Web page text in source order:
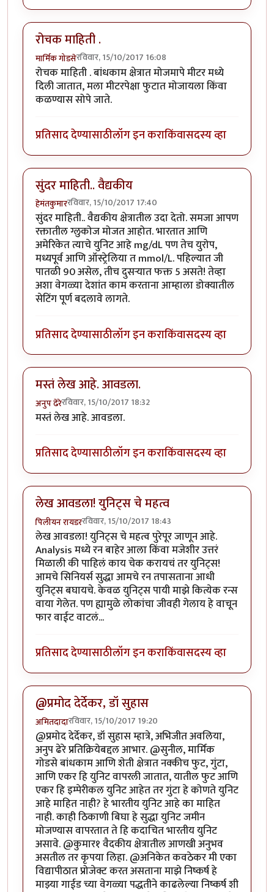
रोचक माहिती .
मार्मिक गोडसेरविवार, 15/10/2017 16:08
रोचक माहिती . बांधकाम क्षेत्रात मोजमापे मीटर मध्ये
दिली जातात, मला मीटरपेक्षा फुटात मोजायला किंवा
कळण्यास सोपे जाते.
प्रतिसाद देण्यासाठीलॉग इन कराकिंवासदस्य व्हा
सुंदर माहिती.. वैद्यकीय
हेमंतकुमाररविवार, 15/10/2017 17:40
सुंदर माहिती.. वैद्यकीय क्षेत्रातील उदा देतो. समजा आपण
रक्तातील ग्लुकोज मोजत आहोत. भारतात आणि
अमेरिकेत त्याचे युनिट आहे mg/dL पण तेच युरोप,
मध्यपूर्व आणि ऑस्ट्रेलिया त mmol/L. पहिल्यात जी
पातळी 90 असेल, तीच दुसऱ्यात फक्त 5 असते! तेव्हा
अशा वेगळ्या देशांत काम करताना आम्हाला डोक्यातील
सेटिंग पूर्ण बदलावे लागते.
प्रतिसाद देण्यासाठीलॉग इन कराकिंवासदस्य व्हा
मस्तं लेख आहे. आवडला.
अनुप ढेरेरविवार, 15/10/2017 18:32
मस्तं लेख आहे. आवडला.
प्रतिसाद देण्यासाठीलॉग इन कराकिंवासदस्य व्हा
लेख आवडला! युनिट्स चे महत्व
पिलीयन रायडररविवार, 15/10/2017 18:43
लेख आवडला! युनिट्स चे महत्व पुरेपूर जाणून आहे.
Analysis मध्ये रन बाहेर आला किंवा मजेशीर उत्तरं
मिळाली की पाहिलं काय चेक करायचं तर युनिट्स!
आमचे सिनियर्स सुद्धा आमचे रन तपासताना आधी
युनिट्स बघायचे. केवळ युनिट्स पायी माझे कित्येक रन्स
वाया गेलेत. पण ह्यामुळे लोकांचा जीवही गेलाय हे वाचून
फार वाईट वाटलं...
प्रतिसाद देण्यासाठीलॉग इन कराकिंवासदस्य व्हा
@प्रमोद देर्देकर, डॉ सुहास
अमितदादारविवार, 15/10/2017 19:20
@प्रमोद देर्देकर, डॉ सुहास म्हात्रे, अभिजीत अवलिया,
अनुप ढेरे प्रतिक्रियेबद्दल आभार. @सुनील, मार्मिक
गोडसे बांधकाम आणि शेती क्षेत्रात नक्कीच फुट, गुंटा,
आणि एकर हि युनिट वापरली जातात, यातील फुट आणि
एकर हि इम्पेरीकल युनिट आहेत तर गुंटा हे कोणते युनिट
आहे माहित नाही? हे भारतीय युनिट आहे का माहित
नाही. काही ठिकाणी बिघा हे सुद्धा युनिट जमीन
मोजण्यास वापरतात ते हि कदाचित भारतीय युनिट
असावे. @कुमार१ वैदकीय क्षेत्रातील आणखी अनुभव
असतील तर कृपया लिहा. @अनिकेत कवठेकर मी एका
विद्यापीठात प्रोजेक्ट करत असताना माझे निष्कर्ष हे
माझ्या गाईड च्या वेगळ्या पद्धतीने काढलेल्या निष्कर्ष शी